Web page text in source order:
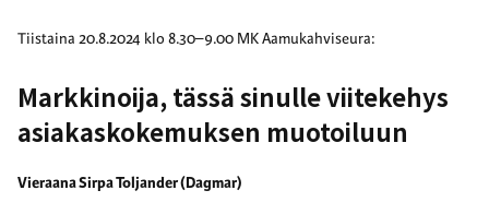
Tiistaina 20.8.2024 klo 8.30–9.00 MK Aamukahviseura:
Markkinoija, tässä sinulle viitekehys
asiakaskokemuksen muotoiluun
Vieraana Sirpa Toljander (Dagmar)